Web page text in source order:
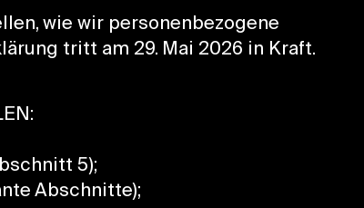
wie wir personenbezogene
tritt am 29. Mai 2026 in Kraft.
5);
Abschnitte);